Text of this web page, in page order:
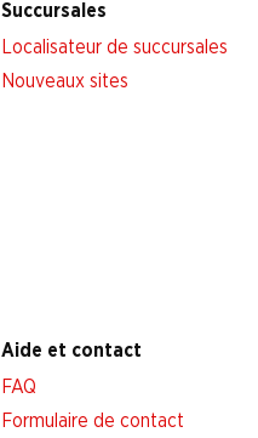
Succursales
Localisateur de succursales
Nouveaux sites
Aide et contact
FAQ
Formulaire de contact